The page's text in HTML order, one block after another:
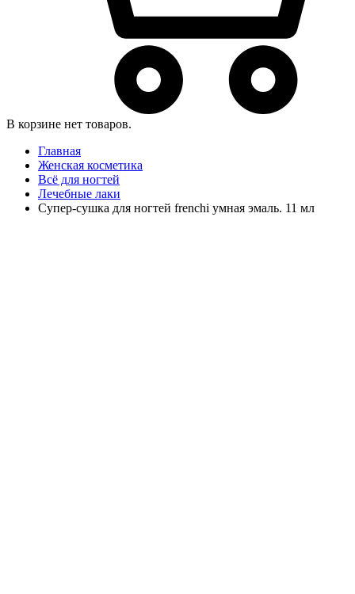
В корзине нет товаров.
Главная
Женская косметика
Всё для ногтей
Лечебные лаки
Супер-сушка для ногтей frenchi умная эмаль. 11 мл